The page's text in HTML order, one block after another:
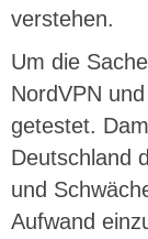
verstehen.
Um die
NordVPN
getestet.
Deutschland
und
Aufwand